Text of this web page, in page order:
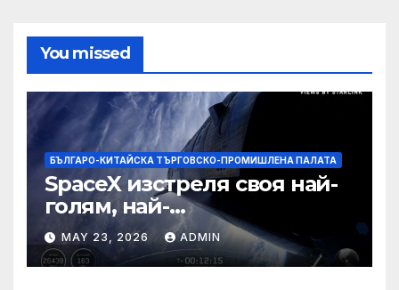
You missed
БЪЛГАРО-КИТАЙСКА ТЪРГОВСКО-ПРОМИШЛЕНА ПАЛАТА
SpaceX изстреля своя най-
голям, най-
усъвършенстван Starship
досега на тестов полет
MAY 23, 2026 ADMIN